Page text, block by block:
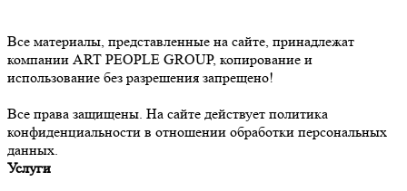
Все материалы, представленные на сайте, принадлежат
компании ART PEOPLE GROUP, копирование и
использование без разрешения запрещено!
Все права защищены. На сайте действует политика
конфиденциальности в отношении обработки персональных
данных.
Услуги